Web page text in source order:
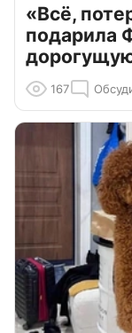
«Всё,
подарила
167